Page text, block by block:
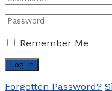
Remember Me
Forgotten Password?